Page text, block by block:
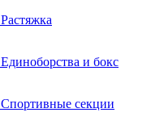
Растяжка
Единоборства и бокс
Спортивные секции